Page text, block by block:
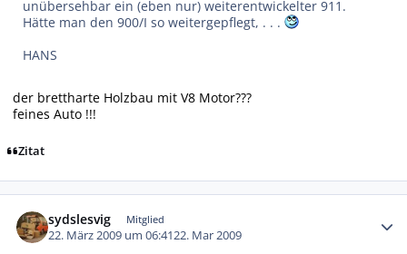
unübersehbar ein (eben nur) weiterentwickelter 911.
Hätte man den 900/I so weitergepflegt, . . .
HANS
der brettharte Holzbau mit V8 Motor???
feines Auto !!!
Zitat
sydslesvig Mitglied
22. März 2009 um 06:4122. Mar 2009